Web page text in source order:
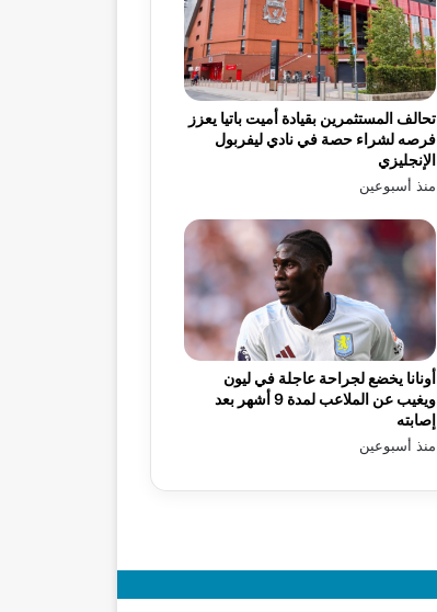
تحالف المستثمرين بقيادة أميت باتيا يعزز
فرصه لشراء حصة في نادي ليفربول
الإنجليزي
منذ أسبوعين
أونانا يخضع لجراحة عاجلة في ليون
ويغيب عن الملاعب لمدة 9 أشهر بعد
إصابته
منذ أسبوعين